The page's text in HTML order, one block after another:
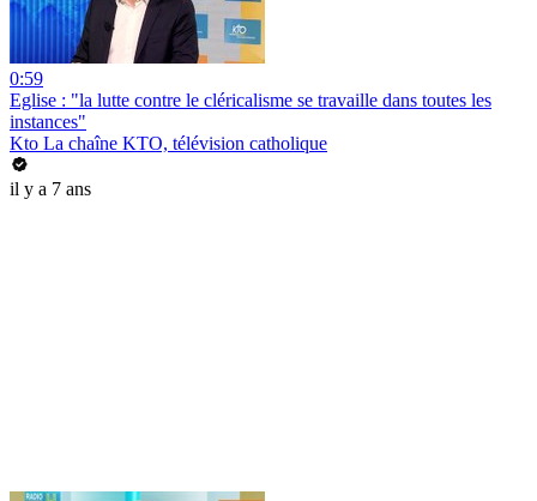
0:59
Eglise : "la lutte contre le cléricalisme se travaille dans toutes les
instances"
Kto La chaîne KTO, télévision catholique
il y a 7 ans